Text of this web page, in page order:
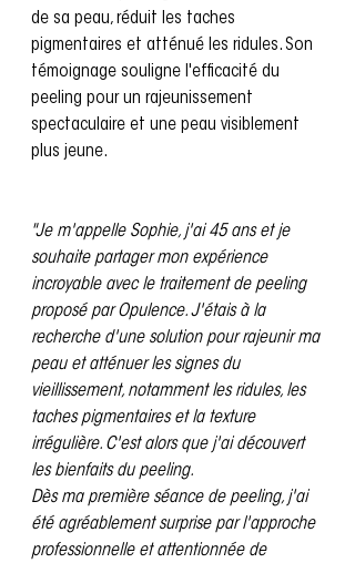
de sa peau, réduit les taches
pigmentaires et atténué les ridules. Son
témoignage souligne l'efficacité du
peeling pour un rajeunissement
spectaculaire et une peau visiblement
plus jeune.
"Je m'appelle Sophie, j'ai 45 ans et je
souhaite partager mon expérience
incroyable avec le traitement de peeling
proposé par Opulence. J'étais à la
recherche d'une solution pour rajeunir ma
peau et atténuer les signes du
vieillissement, notamment les ridules, les
taches pigmentaires et la texture
irrégulière. C'est alors que j'ai découvert
les bienfaits du peeling.
Dès ma première séance de peeling, j'ai
été agréablement surprise par l'approche
professionnelle et attentionnée de